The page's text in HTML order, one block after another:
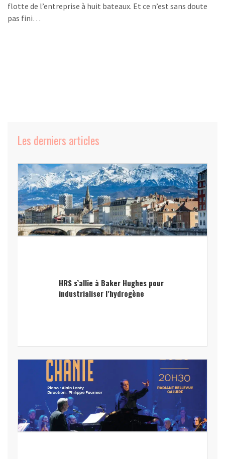
flotte de l’entreprise à huit bateaux. Et ce n’est sans doute
pas fini…
Les derniers articles
HRS s’allie à Baker Hughes pour
industrialiser l’hydrogène